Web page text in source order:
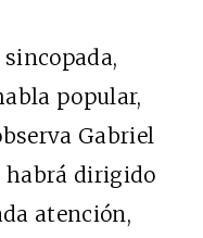
popular,
Gabriel
habrá dirigido
atención,